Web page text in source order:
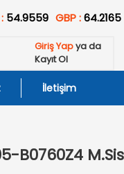
54.9559 GBP :64.2165
Giriş Yapya da
Kayıt Ol
İletişim
B0760Z4